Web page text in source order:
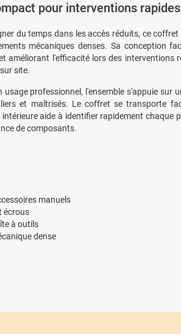
pour interventions
du temps dans les accès réduits, ce
mécaniques denses. Sa conception
améliorant l'efficacité lors des
site.
usage professionnel, l'ensemble s'appuie sur
et maîtrisés. Le coffret se transporte
aide à identifier rapidement chaque
de composants.
manuels
écrous
à outils
dense